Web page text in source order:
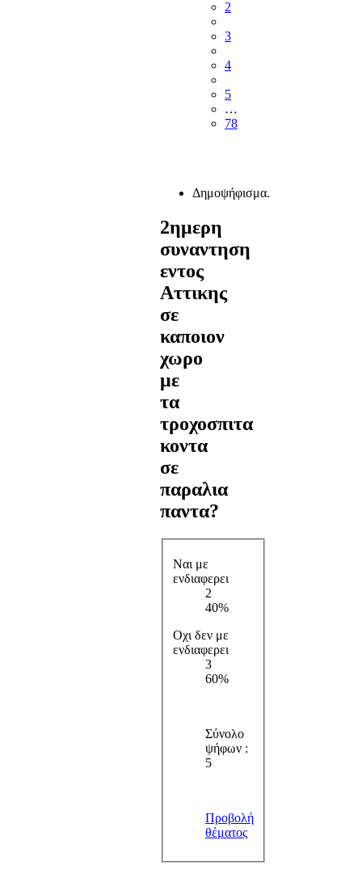
2
3
4
5
…
78
Δημοψήφισμα.
2ημερη
συναντηση
εντος
Αττικης
σε
καποιον
χωρο
με
τα
τροχοσπιτα
κοντα
σε
παραλια
παντα?
Ναι με
ενδιαφερει
2
40%
Οχι δεν με
ενδιαφερει
3
60%
Σύνολο
ψήφων :
5
Προβολή
θέματος